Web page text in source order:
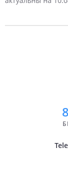
7 дней 8
Июль